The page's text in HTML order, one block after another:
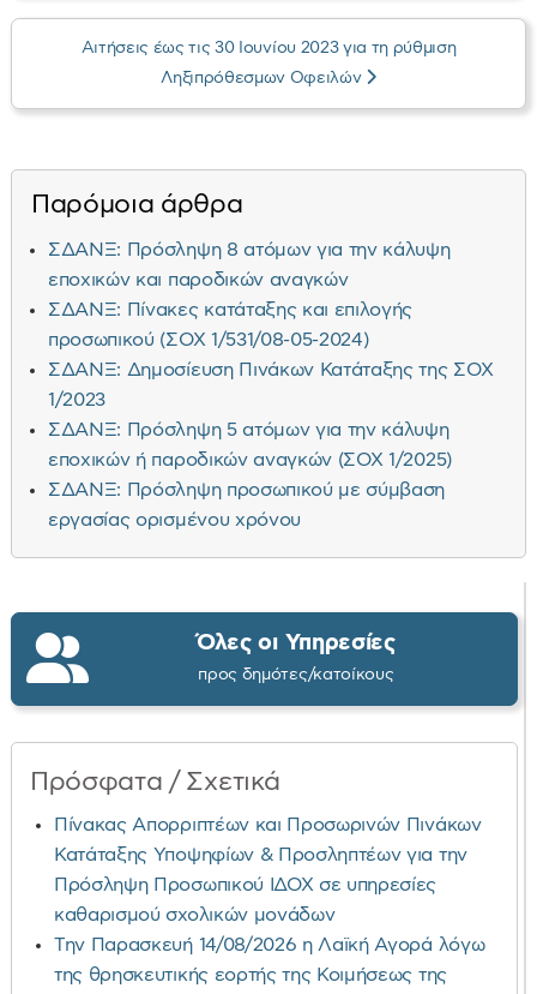
Αιτήσεις έως τις 30 Ιουνίου 2023 για τη ρύθμιση
Ληξιπρόθεσμων Οφειλών
Παρόμοια άρθρα
ΣΔΑΝΞ: Πρόσληψη 8 ατόμων για την κάλυψη
εποχικών και παροδικών αναγκών
ΣΔΑΝΞ: Πίνακες κατάταξης και επιλογής
προσωπικού (ΣΟΧ 1/531/08-05-2024)
ΣΔΑΝΞ: Δημοσίευση Πινάκων Κατάταξης της ΣΟΧ
1/2023
ΣΔΑΝΞ: Πρόσληψη 5 ατόμων για την κάλυψη
εποχικών ή παροδικών αναγκών (ΣΟΧ 1/2025)
ΣΔΑΝΞ: Πρόσληψη προσωπικού με σύμβαση
εργασίας ορισμένου χρόνου
Όλες οι Υπηρεσίες
προς δημότες/κατοίκους
Πρόσφατα / Σχετικά
Πίνακας Απορριπτέων και Προσωρινών Πινάκων
Κατάταξης Υποψηφίων & Προσληπτέων για την
Πρόσληψη Προσωπικού ΙΔΟΧ σε υπηρεσίες
καθαρισμού σχολικών μονάδων
Την Παρασκευή 14/08/2026 η Λαϊκή Αγορά λόγω
της θρησκευτικής εορτής της Κοιμήσεως της